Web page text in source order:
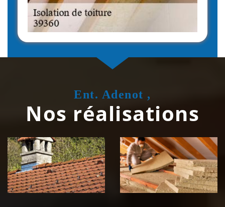
Ent. Adenot ,
Nos réalisations
Couvreur
zingueur 39
Jura
Isolation de
toiture 39
Jura